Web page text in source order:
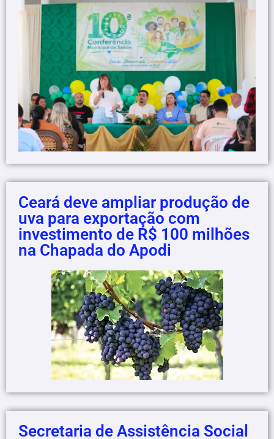
Ceará deve ampliar produção de
uva para exportação com
investimento de R$ 100 milhões
na Chapada do Apodi
Secretaria de Assistência Social